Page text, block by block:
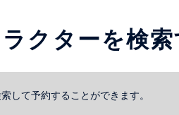
クターを検索
して予約することができます。